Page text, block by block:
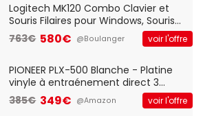
QWERTY UK - Noir
Logitech MK120 Combo Clavier et
Souris Filaires pour Windows, Souris
Optique Filaire, Connexion USB Plug
And Play, Confortable, Taille
QWERTY UK - Noir
763€ 580€ @Boulanger voir l'offre
PIONEER PLX-500 Blanche - Platine
vinyle à entraénement direct 3
vitesses (33-45-78 trs/min) avec
pre-ampli intégré et port USB
385€ 349€ @Amazon voir l'offre